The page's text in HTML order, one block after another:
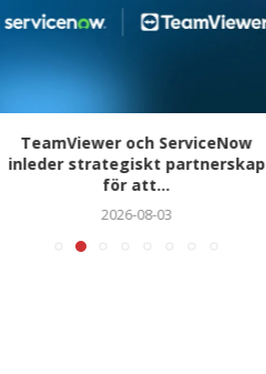
TeamViewer och ServiceNow
inleder strategiskt partnerskap
för att...
2026-08-03